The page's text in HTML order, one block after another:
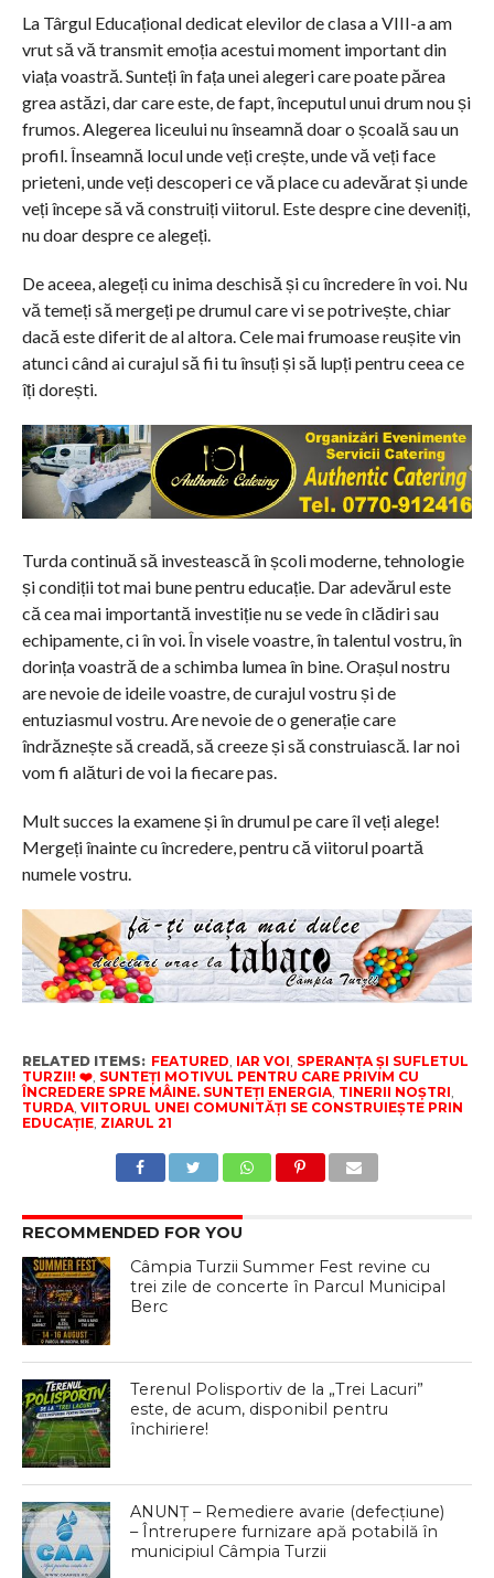
La Târgul Educațional dedicat elevilor de clasa a VIII-a am
vrut să vă transmit emoția acestui moment important din
viața voastră. Sunteți în fața unei alegeri care poate părea
grea astăzi, dar care este, de fapt, începutul unui drum nou și
frumos. Alegerea liceului nu înseamnă doar o școală sau un
profil. Înseamnă locul unde veți crește, unde vă veți face
prieteni, unde veți descoperi ce vă place cu adevărat și unde
veți începe să vă construiți viitorul. Este despre cine deveniți,
nu doar despre ce alegeți.
De aceea, alegeți cu inima deschisă și cu încredere în voi. Nu
vă temeți să mergeți pe drumul care vi se potrivește, chiar
dacă este diferit de al altora. Cele mai frumoase reușite vin
atunci când ai curajul să fii tu însuți și să lupți pentru ceea ce
îți dorești.
Turda continuă să investească în școli moderne, tehnologie
și condiții tot mai bune pentru educație. Dar adevărul este
că cea mai importantă investiție nu se vede în clădiri sau
echipamente, ci în voi. În visele voastre, în talentul vostru, în
dorința voastră de a schimba lumea în bine. Orașul nostru
are nevoie de ideile voastre, de curajul vostru și de
entuziasmul vostru. Are nevoie de o generație care
îndrăznește să creadă, să creeze și să construiască. Iar noi
vom fi alături de voi la fiecare pas.
Mult succes la examene și în drumul pe care îl veți alege!
Mergeți înainte cu încredere, pentru că viitorul poartă
numele vostru.
RELATED ITEMS: FEATURED, IAR VOI, SPERANȚA ȘI SUFLETUL
TURZII! ❤️, SUNTEȚI MOTIVUL PENTRU CARE PRIVIM CU
ÎNCREDERE SPRE MÂINE. SUNTEȚI ENERGIA, TINERII NOȘTRI,
TURDA, VIITORUL UNEI COMUNITĂȚI SE CONSTRUIEȘTE PRIN
EDUCAȚIE, ZIARUL 21
RECOMMENDED FOR YOU
Câmpia Turzii Summer Fest revine cu
trei zile de concerte în Parcul Municipal
Berc
Terenul Polisportiv de la „Trei Lacuri”
este, de acum, disponibil pentru
închiriere!
ANUNȚ – Remediere avarie (defecțiune)
– Întrerupere furnizare apă potabilă în
municipiul Câmpia Turzii